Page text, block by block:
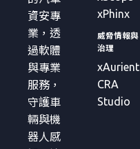
資安專
業，透
過軟體
與專業
服務，
守護車
輛與機
器人感
xPhinx
威脅情報與
治理
xAurient
CRA
Studio